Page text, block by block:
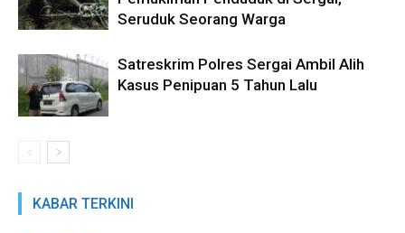
Seruduk Seorang Warga
Satreskrim Polres Sergai Ambil Alih
Kasus Penipuan 5 Tahun Lalu
KABAR TERKINI